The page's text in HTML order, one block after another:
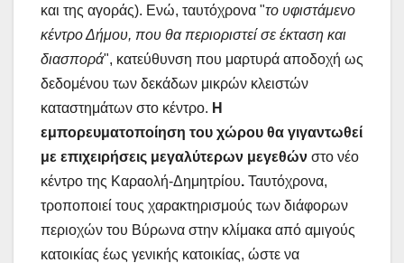
και της αγοράς). Ενώ, ταυτόχρονα "το υφιστάμενο
κέντρο Δήμου, που θα περιοριστεί σε έκταση και
διασπορά", κατεύθυνση που μαρτυρά αποδοχή ως
δεδομένου των δεκάδων μικρών κλειστών
καταστημάτων στο κέντρο. Η
εμπορευματοποίηση του χώρου θα γιγαντωθεί
με επιχειρήσεις μεγαλύτερων μεγεθών στο νέο
κέντρο της Καραολή-Δημητρίου. Ταυτόχρονα,
τροποποιεί τους χαρακτηρισμούς των διάφορων
περιοχών του Βύρωνα στην κλίμακα από αμιγούς
κατοικίας έως γενικής κατοικίας, ώστε να